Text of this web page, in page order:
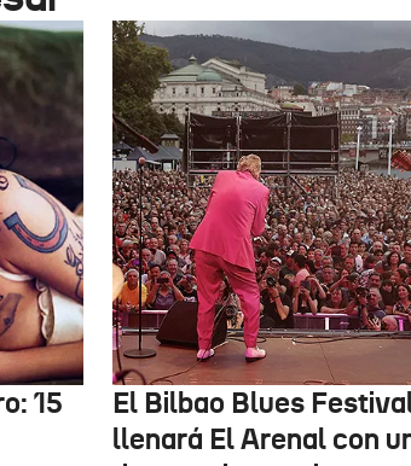
15
El Bilbao Blues
llenará El Arenal con